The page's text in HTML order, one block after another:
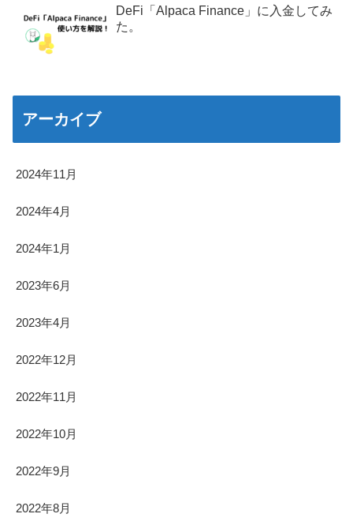
DeFi「Alpaca Finance」に入金してみ
た。
アーカイブ
2024年11月
2024年4月
2024年1月
2023年6月
2023年4月
2022年12月
2022年11月
2022年10月
2022年9月
2022年8月